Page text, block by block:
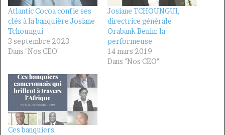
Atlantic Cocoa confie ses
clés à la banquière Josiane
Tchoungui
3 septembre 2023
Dans "Nos CEO"
Josiane TCHOUNGUI,
directrice générale
Orabank Benin: la
performeuse
14 mars 2019
Dans "Nos CEO"
Ces banquiers